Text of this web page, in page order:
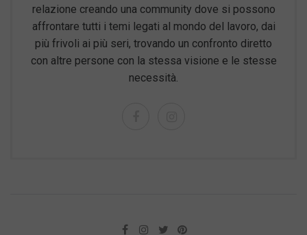
relazione creando una community dove si possono
affrontare tutti i temi legati al mondo del lavoro, dai
più frivoli ai più seri, trovando un confronto diretto
con altre persone con la stessa visione e le stesse
necessità.